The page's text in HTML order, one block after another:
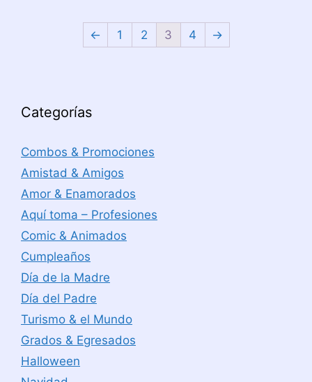
← 1 2 3 4 →
Categorías
Combos & Promociones
Amistad & Amigos
Amor & Enamorados
Aquí toma – Profesiones
Comic & Animados
Cumpleaños
Día de la Madre
Día del Padre
Turismo & el Mundo
Grados & Egresados
Halloween